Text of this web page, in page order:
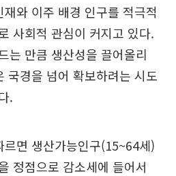
와 이주 배경 인구를 적극적
사회적 관심이 커지고 있다.
는 만큼 생산성을 끌어올리
국경을 넘어 확보하려는 시도
.
면 생산가능인구(15~64세)
정점으로 감소세에 들어서